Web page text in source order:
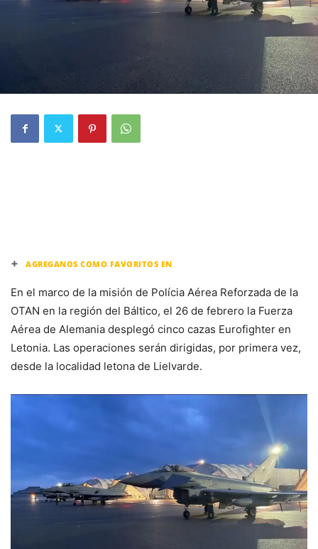
+ AGREGANOS COMO FAVORITOS EN
En el marco de la misión de Polícia Aérea Reforzada de la
OTAN en la región del Báltico, el 26 de febrero la Fuerza
Aérea de Alemania desplegó cinco cazas Eurofighter en
Letonia. Las operaciones serán dirigidas, por primera vez,
desde la localidad letona de Lielvarde.